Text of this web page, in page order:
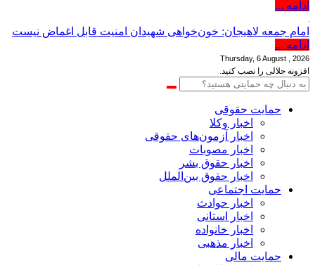
ادامه ...
امام جمعه لاهیجان: خون‌خواهی شهیدان امنیت قابل اغماض نیست
ادامه ...
Thursday, 6 August , 2026
افزونه جلالی را نصب کنید.
حمایت حقوقی
اخبار وکلا
اخبار آزمون‌های حقوقی
اخبار مصوبات
اخبار حقوق بشر
اخبار حقوق بین‌الملل
حمایت اجتماعی
اخبار حوادث
اخبار استانی
اخبار خانواده
اخبار مذهبی
حمایت مالی